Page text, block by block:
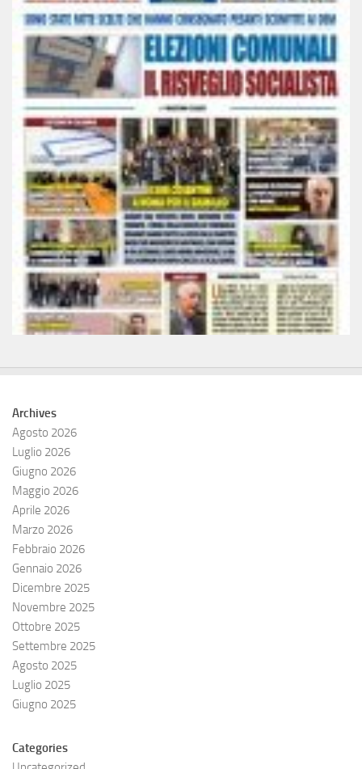
Archives
Agosto 2026
Luglio 2026
Giugno 2026
Maggio 2026
Aprile 2026
Marzo 2026
Febbraio 2026
Gennaio 2026
Dicembre 2025
Novembre 2025
Ottobre 2025
Settembre 2025
Agosto 2025
Luglio 2025
Giugno 2025
Categories